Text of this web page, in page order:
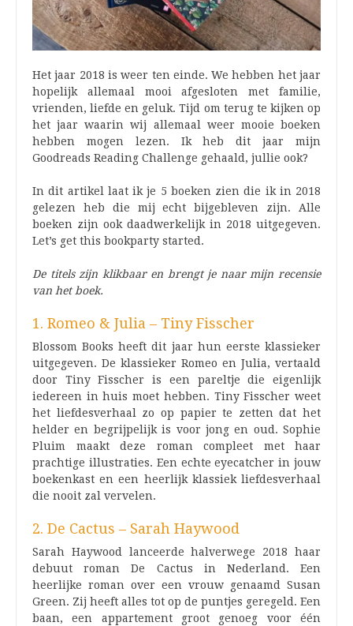
Het jaar 2018 is weer ten einde. We hebben het jaar
hopelijk allemaal mooi afgesloten met familie,
vrienden, liefde en geluk. Tijd om terug te kijken op
het jaar waarin wij allemaal weer mooie boeken
hebben mogen lezen. Ik heb dit jaar mijn
Goodreads Reading Challenge gehaald, jullie ook?
In dit artikel laat ik je 5 boeken zien die ik in 2018
gelezen heb die mij echt bijgebleven zijn. Alle
boeken zijn ook daadwerkelijk in 2018 uitgegeven.
Let’s get this bookparty started.
De titels zijn klikbaar en brengt je naar mijn recensie
van het boek.
1. Romeo & Julia – Tiny Fisscher
Blossom Books heeft dit jaar hun eerste klassieker
uitgegeven. De klassieker Romeo en Julia, vertaald
door Tiny Fisscher is een pareltje die eigenlijk
iedereen in huis moet hebben. Tiny Fisscher weet
het liefdesverhaal zo op papier te zetten dat het
helder en begrijpelijk is voor jong en oud. Sophie
Pluim maakt deze roman compleet met haar
prachtige illustraties. Een echte eyecatcher in jouw
boekenkast en een heerlijk klassiek liefdesverhaal
die nooit zal vervelen.
2. De Cactus – Sarah Haywood
Sarah Haywood lanceerde halverwege 2018 haar
debuut roman De Cactus in Nederland. Een
heerlijke roman over een vrouw genaamd Susan
Green. Zij heeft alles tot op de puntjes geregeld. Een
baan, een appartement groot genoeg voor één